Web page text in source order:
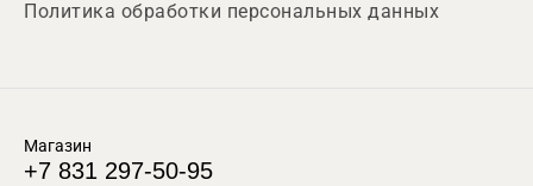
Политика обработки персональных данных
Магазин
+7 831 297-50-95